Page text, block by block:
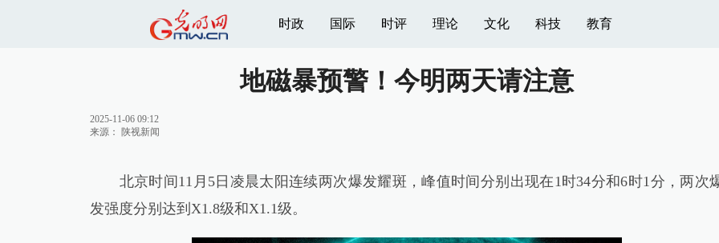
时政 国际 时评 理论 文化 科技 教育
地磁暴预警！今明两天请注意
2025-11-06 09:12
来源： 陕视新闻
北京时间11月5日凌晨太阳连续两次爆发耀斑，峰值时间分别出现在1时34分和6时1分，两次
发强度分别达到X1.8级和X1.1级。